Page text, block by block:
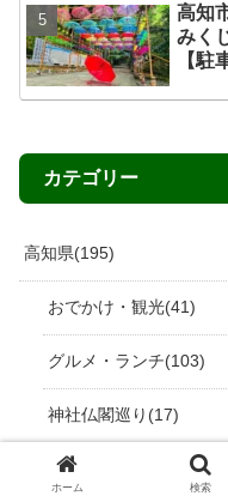
高知
みく
【駐
カテゴリー
高知県 195
おでかけ・観光 41
グルメ・ランチ 103
神社仏閣巡り 17
道の駅巡り
ホーム 検索